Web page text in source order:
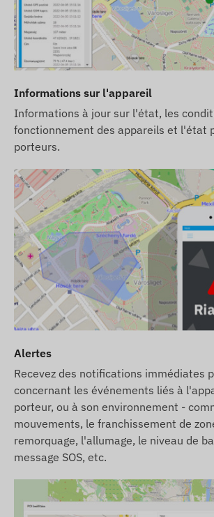
Informations sur l'appareil
Informations à jour sur l'état, les
fonctionnement des appareils et l'état
porteurs.
Alertes
Recevez des notifications immédiates
concernant les événements liés à
porteur, ou à son environnement -
mouvements, le franchissement de
remorquage, l'allumage, le niveau de
message SOS, etc.